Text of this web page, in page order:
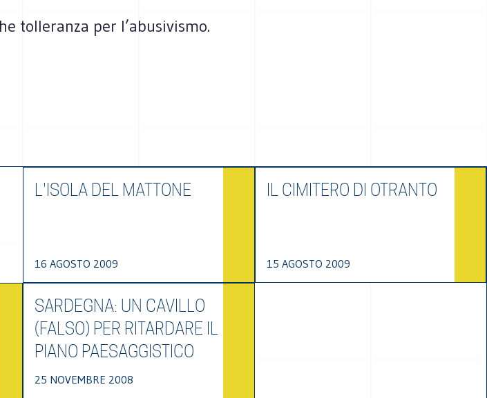
tolleranza per l’abusivismo.
L'ISOLA DEL MATTONE
16 AGOSTO 2009
IL CIMITERO DI OTRANTO
15 AGOSTO 2009
SARDEGNA: UN CAVILLO
(FALSO) PER RITARDARE IL
PIANO PAESAGGISTICO
25 NOVEMBRE 2008